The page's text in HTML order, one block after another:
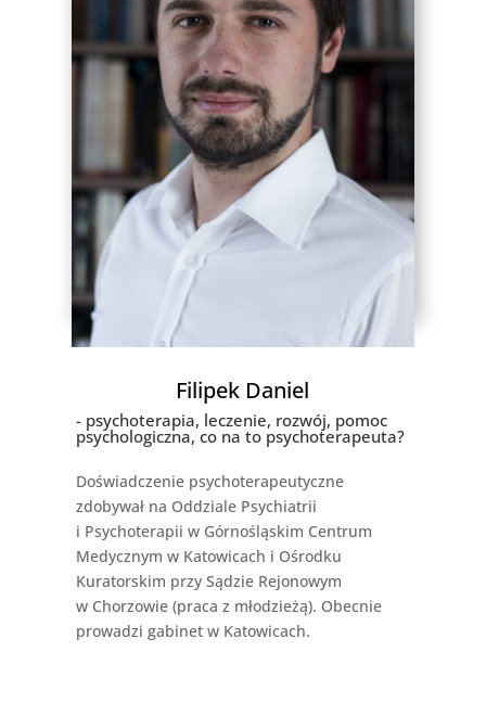
Filipek Daniel
- psychoterapia, leczenie, rozwój, pomoc
psychologiczna, co na to psychoterapeuta?
Doświadczenie psychoterapeutyczne
zdobywał na Oddziale Psychiatrii
i Psychoterapii w Górnośląskim Centrum
Medycznym w Katowicach i Ośrodku
Kuratorskim przy Sądzie Rejonowym
w Chorzowie (praca z młodzieżą). Obecnie
prowadzi gabinet w Katowicach.